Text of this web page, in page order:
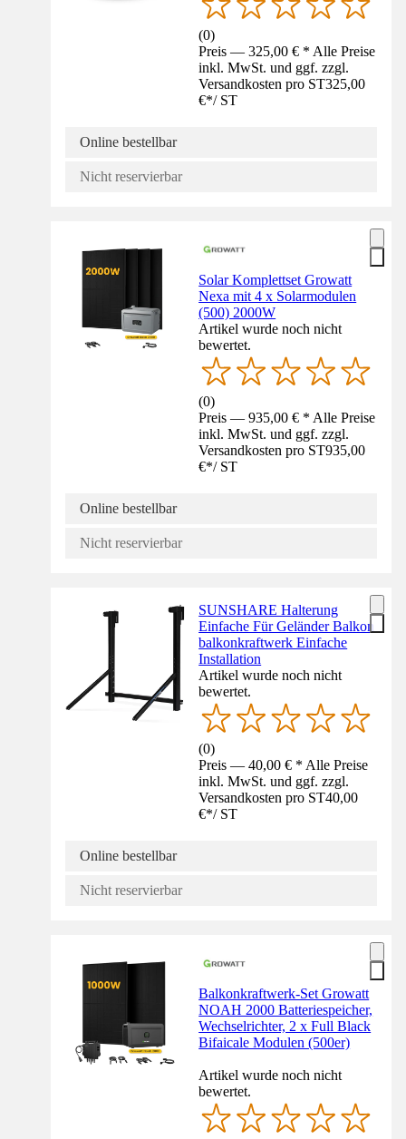
(0)
Preis — 325,00 € * Alle Preise
inkl. MwSt. und ggf. zzgl.
Versandkosten pro ST325,00
€*/ ST
Online bestellbar
Nicht reservierbar
Solar Komplettset Growatt
Nexa mit 4 x Solarmodulen
(500) 2000W
Artikel wurde noch nicht
bewertet.
(0)
Preis — 935,00 € * Alle Preise
inkl. MwSt. und ggf. zzgl.
Versandkosten pro ST935,00
€*/ ST
Online bestellbar
Nicht reservierbar
SUNSHARE Halterung
Einfache Für Geländer Balkon
balkonkraftwerk Einfache
Installation
Artikel wurde noch nicht
bewertet.
(0)
Preis — 40,00 € * Alle Preise
inkl. MwSt. und ggf. zzgl.
Versandkosten pro ST40,00
€*/ ST
Online bestellbar
Nicht reservierbar
Balkonkraftwerk-Set Growatt
NOAH 2000 Batteriespeicher,
Wechselrichter, 2 x Full Black
Bifaicale Modulen (500er)
Artikel wurde noch nicht
bewertet.